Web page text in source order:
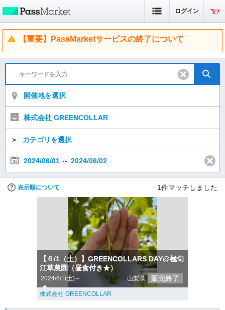
ログイン
【重要】PassMarketサービスの終了について
開催地を選択
株式会社 GREENCOLLAR
＞ カテゴリを選択
2024/06/01 ～ 2024/06/02
表示順について 1件マッチしました
【６/1（土）】GREENCOLLARS DAY@極旬
江草農園（昼食付き★）
2024/6/1(土)～ 山梨県 販売終了
株式会社 GREENCOLLAR